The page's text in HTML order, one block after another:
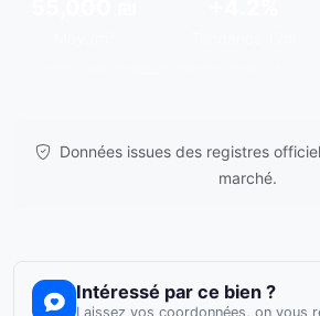
Données issues des registres
marché.
Intéressé par ce bien ?
Laissez vos coordonnées, on vous